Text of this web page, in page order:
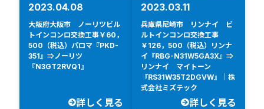
2023.04.08
大阪府大阪市 ノーリツビル
トインコンロ交換工事￥60，
500（税込）パロマ『PKD-
351』⇒ノーリツ
『N3GT2RVQ1』
詳しく見る
2023.03.11
兵庫県尼崎市 リンナイ ビ
ルトインコンロ交換工事
￥126，500（税込）リンナ
イ『RBG-N31W5GA3X』⇒
リンナイ マイトーン
『RS31W35T2DGVW』｜株
式会社ミズテック
詳しく見る